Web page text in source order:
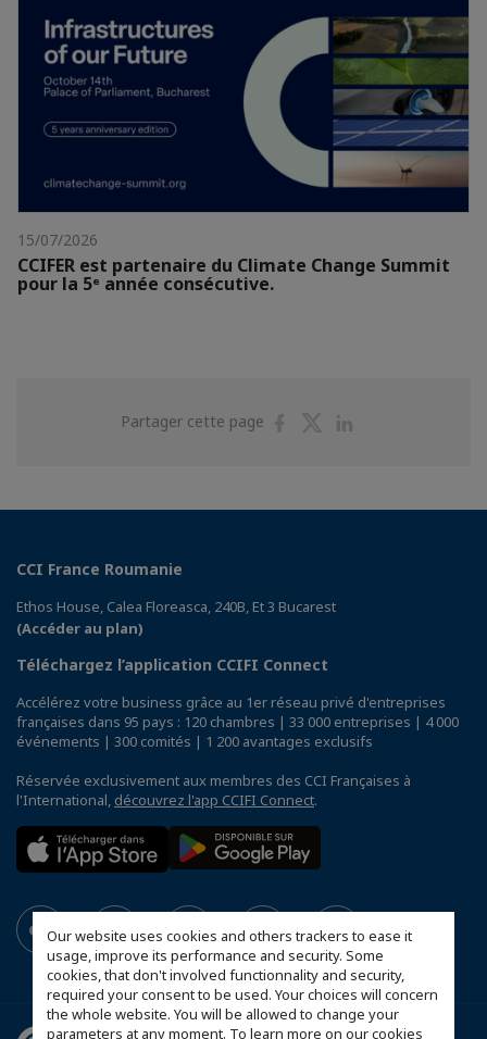
Our website uses cookies and others trackers to ease it
usage, improve its performance and security. Some
cookies, that don't involved functionnality and security,
required your consent to be used. Your choices will concern
the whole website. You will be allowed to change your
parameters at any moment. To learn more on our cookies
15/07/2026
CCIFER est partenaire du Climate Change Summit
pour la 5ᵉ année consécutive.
Partager cette page
PartagerPartager
CCI France Roumanie
Ethos House, Calea Floreasca, 240B, Et 3 Bucarest
(Accéder au plan)
Téléchargez l’application CCIFI Connect
Accélérez votre business grâce au 1er réseau privé d'entreprises
françaises dans 95 pays : 120 chambres | 33 000 entreprises | 4 000
événements | 300 comités | 1 200 avantages exclusifs
Réservée exclusivement aux membres des CCI Françaises à
l'International, découvrez l'app CCIFI Connect.